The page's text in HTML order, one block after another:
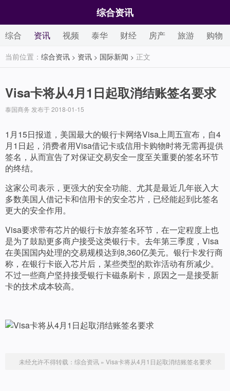
综合资讯
综合 资讯 视频 泰华 财经 房产 旅游 购物
当前位置： 综合资讯 > 资讯 > 国际新闻 > 正文
Visa卡将从4月1日起取消结账签名要求
泰国商务 发布于 2018-01-15
1月15日报道，美国最大的银行卡网络Visa上周五宣布，自4
月1日起，消费者用Visa借记卡或信用卡购物时将无需再提供
签名，从而宣告了对保证交易安全一度至关重要的签名环节
的终结。
这家公司表示，更强大的安全功能、尤其是最近几年嵌入大
多数美国人借记卡和信用卡的安全芯片，已经能起到比签名
更大的安全作用。
Visa要求带有芯片的银行卡放弃签名环节，在一定程度上也
是为了鼓励更多商户接受这类银行卡。去年第三季度，Visa
在美国国内处理的交易规模达到8,360亿美元。银行卡发行商
称，在银行卡嵌入芯片后，某些类型的欺诈活动有所减少。
不过一些商户坚持接受银行卡磁条刷卡，原因之一是接受新
卡的技术成本较高。
未经允许不得转载： 综合资讯» Visa卡将从4月1日起取消结账签名要求